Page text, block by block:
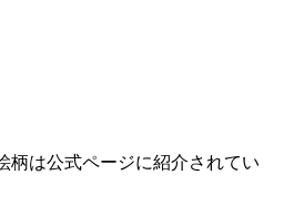
柄は公式ページに紹介されてい